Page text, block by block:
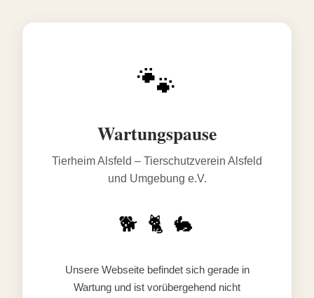
🐾
Wartungspause
Tierheim Alsfeld – Tierschutzverein Alsfeld
und Umgebung e.V.
🐕 🐈 🐇
Unsere Webseite befindet sich gerade in
Wartung und ist vorübergehend nicht